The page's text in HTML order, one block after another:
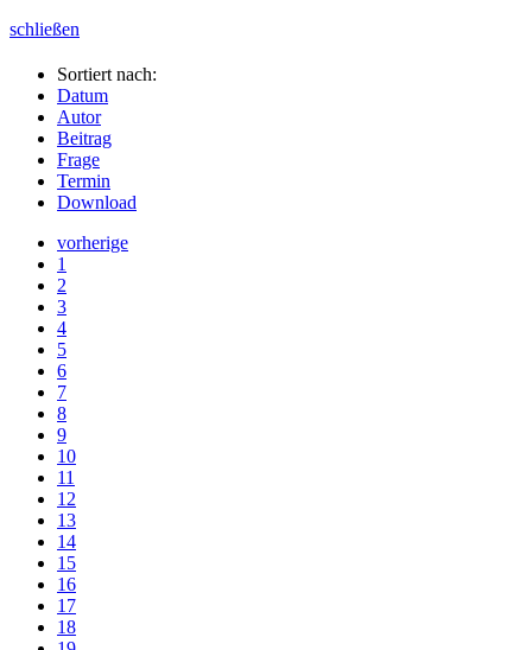
schließen
Sortiert nach:
Datum
Autor
Beitrag
Frage
Termin
Download
vorherige
1
2
3
4
5
6
7
8
9
10
11
12
13
14
15
16
17
18